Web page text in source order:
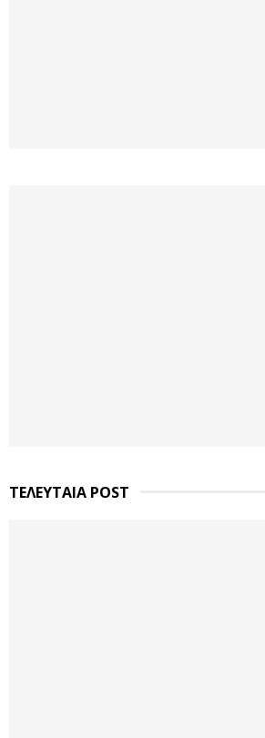
ΤΕΛΕΥΤΑΙΑ POST